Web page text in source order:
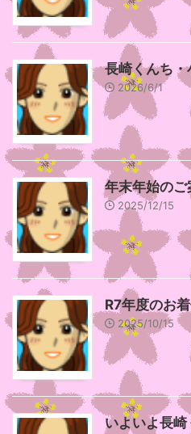
長崎くんち・
2026/6/1
年末年始のご
2025/12/15
R7年度のお
2025/10/15
いよいよ長崎